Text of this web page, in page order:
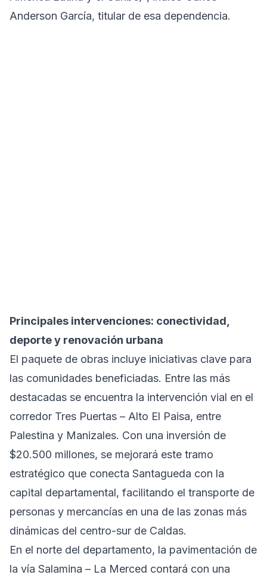
Anderson García, titular de esa dependencia.
Principales intervenciones: conectividad,
deporte y renovación urbana
El paquete de obras incluye iniciativas clave para
las comunidades beneficiadas. Entre las más
destacadas se encuentra la intervención vial en el
corredor Tres Puertas – Alto El Paisa, entre
Palestina y Manizales. Con una inversión de
$20.500 millones, se mejorará este tramo
estratégico que conecta Santagueda con la
capital departamental, facilitando el transporte de
personas y mercancías en una de las zonas más
dinámicas del centro-sur de Caldas.
En el norte del departamento, la pavimentación de
la vía Salamina – La Merced contará con una